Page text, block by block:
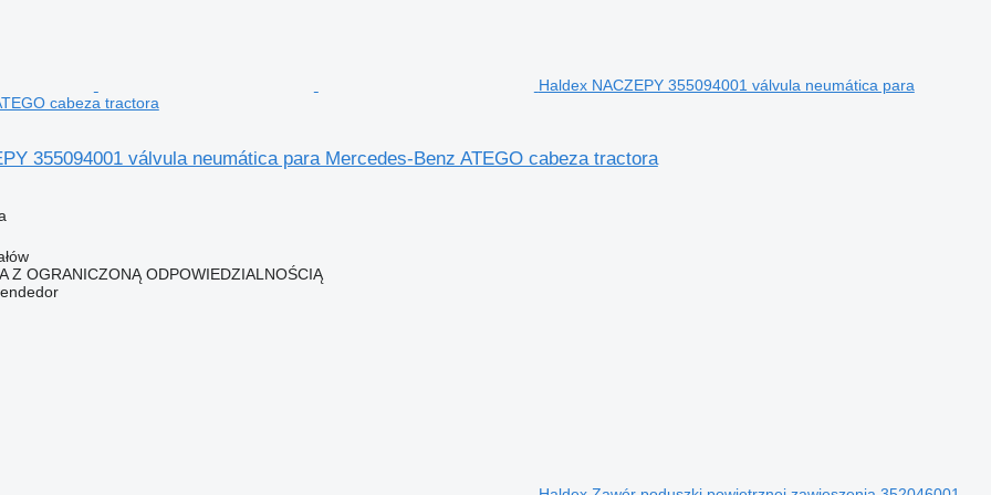
Haldex NACZEPY 355094001 válvula neumática para
cabeza tractora
355094001 válvula neumática para Mercedes-Benz ATEGO cabeza tractora
Z OGRANICZONĄ ODPOWIEDZIALNOŚCIĄ